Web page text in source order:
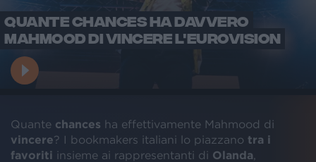
QUANTE CHANCES HA DAVVERO
MAHMOOD DI VINCERE L'EUROVISION
Quante chances ha effettivamente Mahmood di
vincere? I bookmakers italiani lo piazzano tra i
favoriti insieme ai rappresentanti di Olanda